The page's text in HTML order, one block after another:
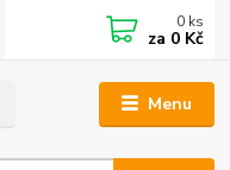
Menu
0 ks
za 0 Kč